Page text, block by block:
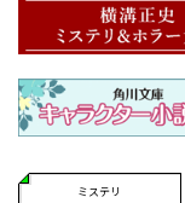
ミステリ